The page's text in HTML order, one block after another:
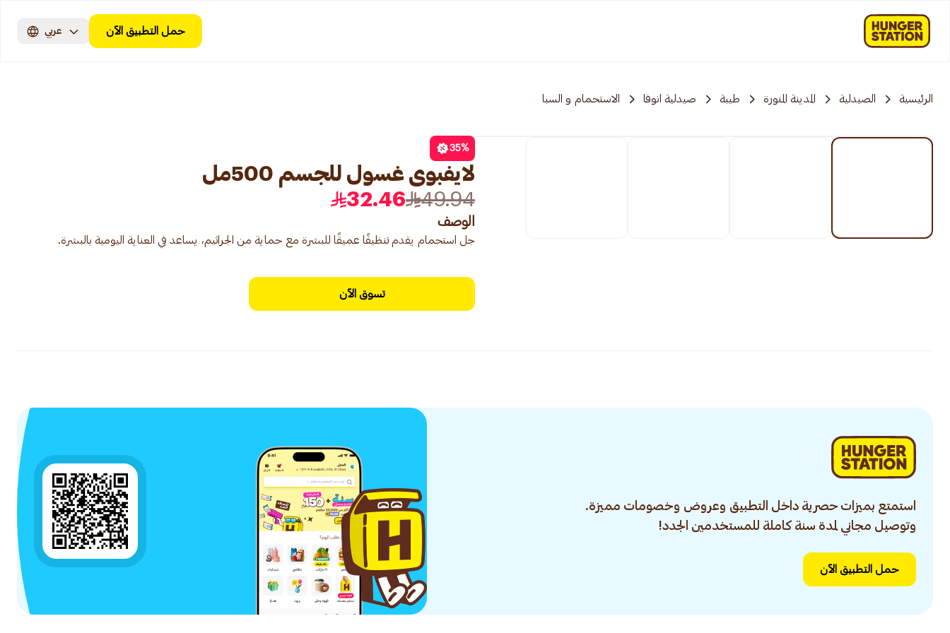
حمل التطبيق الآن عربي
الرئيسية الصيدلية المدينة المنورة طيبة صيدلية انوفا الاستحمام و السبا
35%
لايفبوى غسول للجسم 500مل
49.94
32.46
الوصف
جل استحمام يقدم تنظيفًا عميقًا للبشرة مع حماية من الجراثيم، يساعد في العناية اليومية بالبشرة.
تسوق الآن
استمتع بميزات حصرية داخل التطبيق وعروض وخصومات مميزة.
وتوصيل مجاني لمدة سنة كاملة للمستخدمين الجدد!
حمل التطبيق الآن